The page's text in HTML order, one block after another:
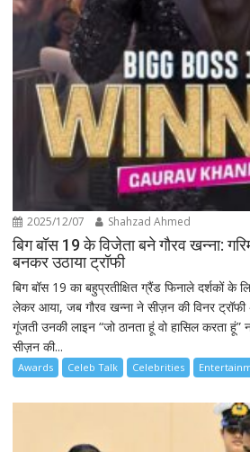
2025/12/07 Shahzad Ahmed
बिग बॉस 19 के विजेता बने गौरव खन्ना:
बनकर उठाया ट्रॉफी
बिग बॉस 19 का बहुप्रतीक्षित ग्रैंड फिनाले दर्शकों के
लेकर आया, जब गौरव खन्ना ने सीज़न की विनर
गूंजती उनकी लाइन “जो ठानता हूं वो हासिल करता
सीज़न की...
Awards Celeb Talk Celebrities